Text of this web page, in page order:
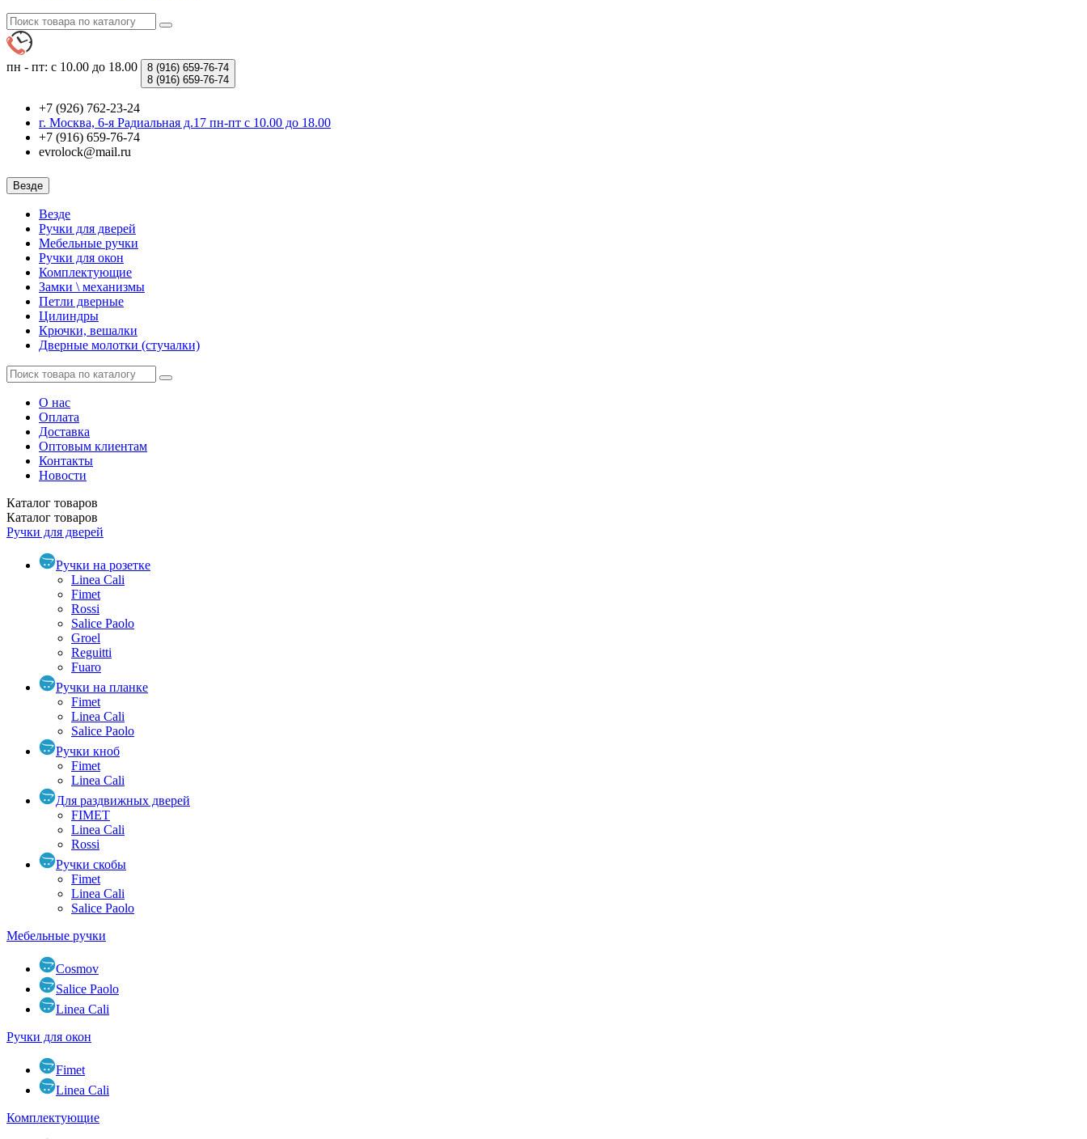
пн - пт: с 10.00 до 18.00 8 (916) 659-76-74
8 (916) 659-76-74
+7 (926) 762-23-24
г. Москва, 6-я Радиальная д.17 пн-пт с 10.00 до 18.00
+7 (916) 659-76-74
evrolock@mail.ru
Везде
Везде
Ручки для дверей
Мебельные ручки
Ручки для окон
Комплектующие
Замки \ механизмы
Петли дверные
Цилиндры
Крючки, вешалки
Дверные молотки (стучалки)
О нас
Оплата
Доставка
Оптовым клиентам
Контакты
Новости
Каталог товаров
Каталог товаров
Ручки для дверей
Ручки на розетке
Linea Cali
Fimet
Rossi
Salice Paolo
Groel
Reguitti
Fuaro
Ручки на планке
Fimet
Linea Cali
Salice Paolo
Ручки кноб
Fimet
Linea Cali
Для раздвижных дверей
FIMET
Linea Cali
Rossi
Ручки скобы
Fimet
Linea Cali
Salice Paolo
Мебельные ручки
Cosmov
Salice Paolo
Linea Cali
Ручки для окон
Fimet
Linea Cali
Комплектующие